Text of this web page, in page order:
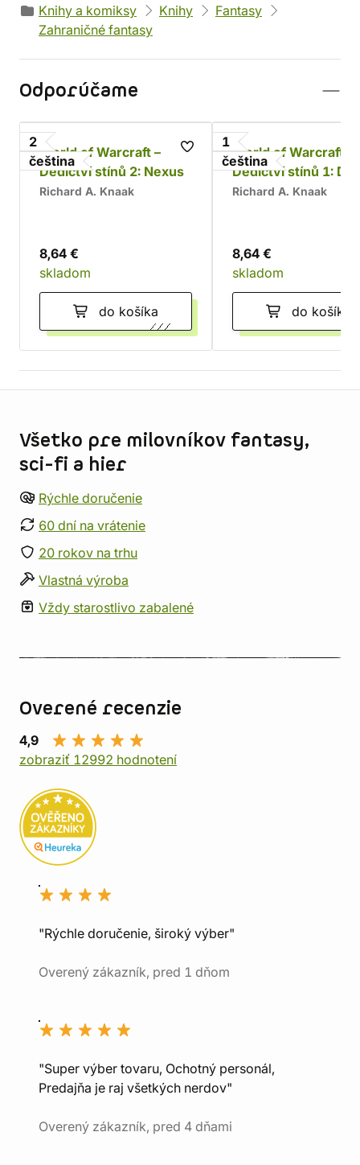
Knihy a komiksy Knihy
Fantasy
Zahraničné fantasy
Odporúčame
2
čeština
World of Warcraft –
Dědictví stínů 2: Nexus
Richard A. Knaak
8,64 €
skladom
do košíka
1
čeština
World of Warcraft -
Dědictví stínů 1:
Outlandu
Richard A. Knaak
8,64 €
skladom
do košíka
Všetko pre milovníkov fantasy,
sci-fi a hier
Rýchle doručenie
60 dní na vrátenie
20 rokov na trhu
Vlastná výroba
Vždy starostlivo zabalené
Overené recenzie
4,9
zobraziť 12992 hodnotení
"Rýchle doručenie, široký výber"
Overený zákazník, pred 1 dňom
"Super výber tovaru, Ochotný personál,
Predajňa je raj všetkých nerdov"
Overený zákazník, pred 4 dňami